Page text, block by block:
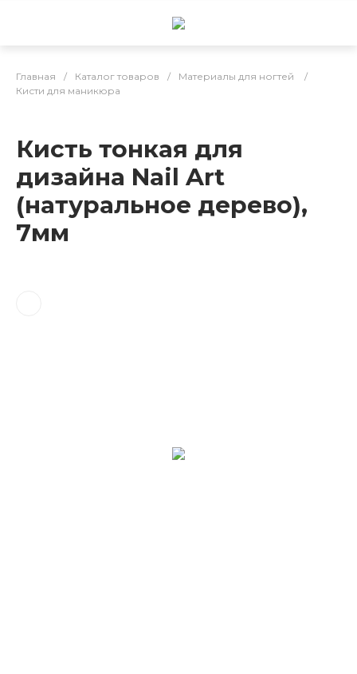
Главная / Каталог товаров / Материалы для ногтей
/
Кисти для маникюра
Кисть тонкая для
дизайна Nail Art
(натуральное дерево),
7мм